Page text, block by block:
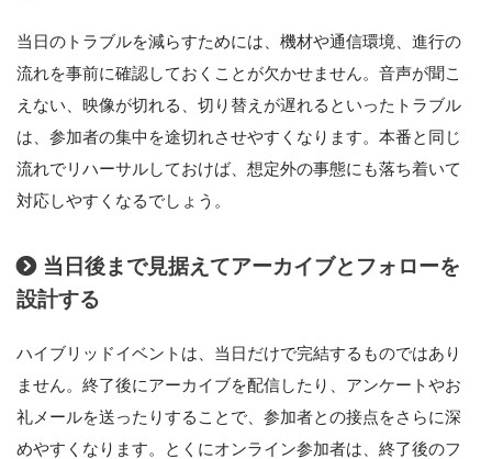
当日のトラブルを減らすためには、機材や通信環境、進行の
流れを事前に確認しておくことが欠かせません。音声が聞こ
えない、映像が切れる、切り替えが遅れるといったトラブル
は、参加者の集中を途切れさせやすくなります。本番と同じ
流れでリハーサルしておけば、想定外の事態にも落ち着いて
対応しやすくなるでしょう。
当日後まで見据えてアーカイブとフォローを
設計する
ハイブリッドイベントは、当日だけで完結するものではあり
ません。終了後にアーカイブを配信したり、アンケートやお
礼メールを送ったりすることで、参加者との接点をさらに深
めやすくなります。とくにオンライン参加者は、終了後のフ